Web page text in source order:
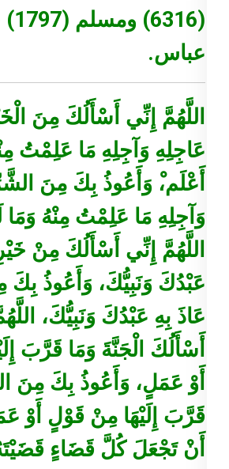
عباس.
اللَّهُمَّ إِنِّي أَسْأَلُكَ مِنَ
عَاجِلِهِ وَآجِلِهِ مَا عَلِمْتُ
أَعْلَم،ْ وَأَعُوذُ بِكَ مِنَ
وَآجِلِهِ مَا عَلِمْتُ مِنْهُ وَمَا
اللَّهُمَّ إِنِّي أَسْأَلُكَ مِنْ
عَبْدُكَ وَنَبِيُّكَ، وَأَعُوذُ
عَاذَ بِهِ عَبْدُكَ وَنَبِيُّكَ،
أَسْأَلُكَ الْجَنَّةَ وَمَا قَرَّبَ
أَوْ عَمَلٍ، وَأَعُوذُ بِكَ مِنَ
قَرَّبَ إِلَيْهَا مِنْ قَوْلٍ أَوْ
أَنْ تَجْعَلَ كُلَّ قَضَاءٍ